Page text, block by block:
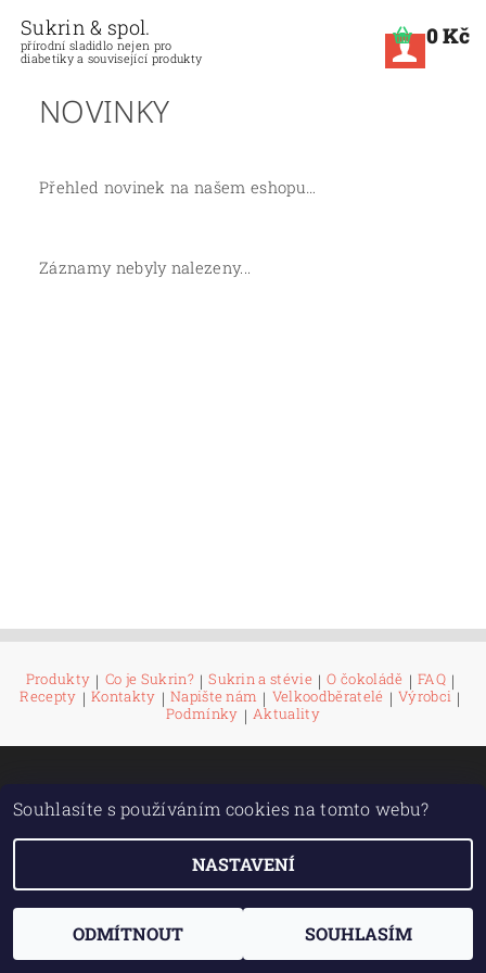
Sukrin & spol.
přírodní sladidlo nejen pro
diabetiky a související produkty
0 Kč
NOVINKY
Přehled novinek na našem eshopu…
Záznamy nebyly nalezeny...
Produkty | Co je Sukrin? | Sukrin a stévie | O čokoládě | FAQ |
Recepty | Kontakty | Napište nám | Velkoodběratelé | Výrobci |
Podmínky | Aktuality
Souhlasíte s používáním cookies na tomto webu?
NASTAVENÍ
ODMÍTNOUT SOUHLASÍM